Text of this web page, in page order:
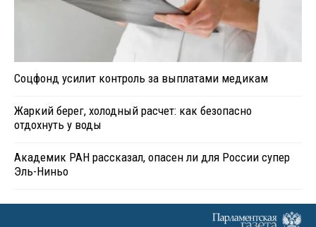
Соцфонд усилит контроль за выплатами медикам
Жаркий берег, холодный расчет: как безопасно
отдохнуть у воды
Академик РАН рассказал, опасен ли для России супер
Эль-Ниньо